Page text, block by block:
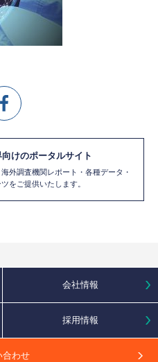
けのポータルサイト
外調査機関レポート・各種データ・
をご提供いたします。
会社情報
採用情報
合わせ